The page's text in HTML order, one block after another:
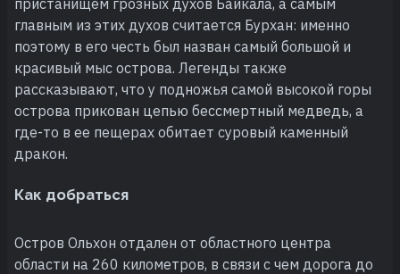
главным из этих духов считается Бурхан: именно
поэтому в его честь был назван самый большой и
красивый мыс острова. Легенды также
рассказывают, что у подножья самой высокой горы
острова прикован цепью бессмертный медведь, а
где-то в ее пещерах обитает суровый каменный
дракон.
Как добраться
Остров Ольхон отдален от областного центра
области на 260 километров, в связи с чем дорога до